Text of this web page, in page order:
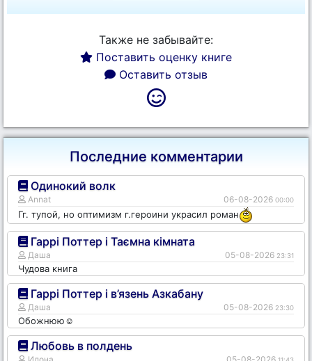
Также не забывайте:
Поставить оценку книге
Оставить отзыв
Последние комментарии
Одинокий волк
Annat 06-08-2026 00:00
Гг. тупой, но оптимизм г.героини украсил роман
Гаррі Поттер і Таємна кімната
Даша 05-08-2026 23:31
Чудова книга
Гаррі Поттер і в’язень Азкабану
Даша 05-08-2026 23:30
Обожнюю☺️
Любовь в полдень